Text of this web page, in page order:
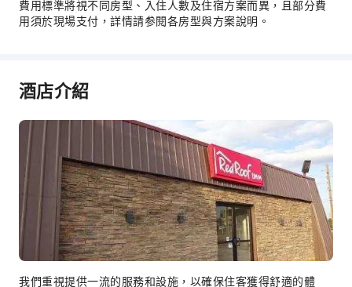
費用標準將視不同房型、入住人數及住宿方案而異，且部分費
用須於現場支付，詳情請参閱各房型與方案說明。
酒店介紹
我們重視提供一流的服務和設施，以確保住客獲得舒適的體